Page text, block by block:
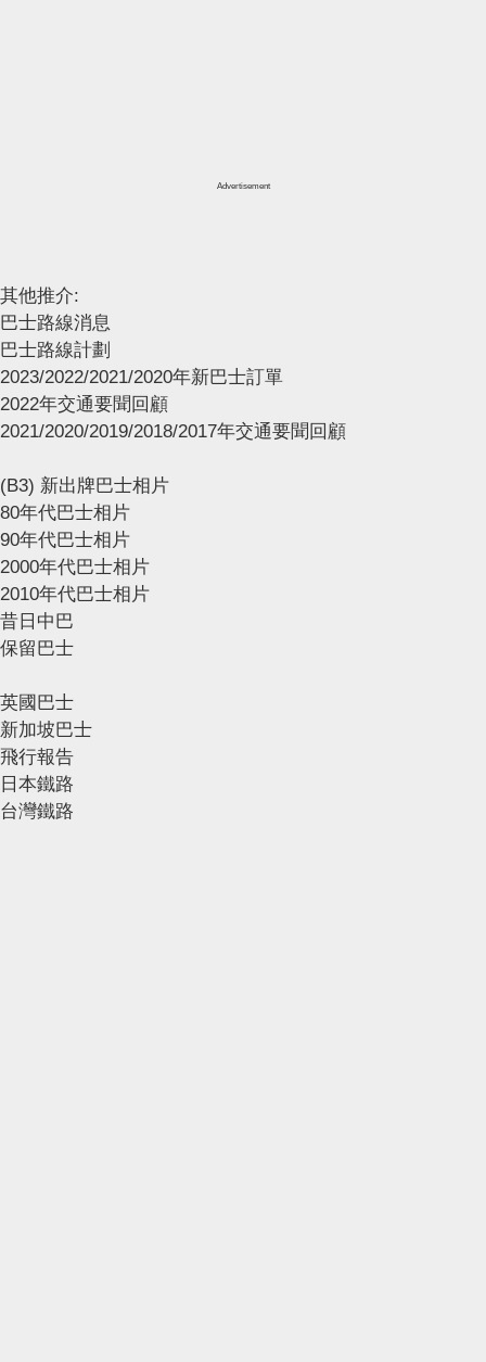
Advertisement
其他推介:
巴士路線消息
巴士路線計劃
2023/2022/2021/2020年新巴士訂單
2022年交通要聞回顧
2021/2020/2019/2018/2017年交通要聞回顧
(B3) 新出牌巴士相片
80年代巴士相片
90年代巴士相片
2000年代巴士相片
2010年代巴士相片
昔日中巴
保留巴士
英國巴士
新加坡巴士
飛行報告
日本鐵路
台灣鐵路